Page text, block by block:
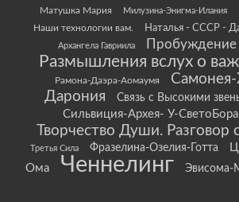
Матушка Мария Милузина-Энигма-Илания
Наши технологии вам.
Наталья - СССР -
Архангела Гавриила
Пробуждение
Размышления вслух о
Рамона-Даэра-Аомаумя
Дарония
Связь с Высокими
Сильвиция-Архея- У-СветоБора
Творчество Души.
Третья Сила Фразелина-Озелия-Готта
Ома
Ченнелинг Эвисома-